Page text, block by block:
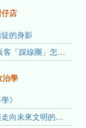
店
的身影
完美風暴：1623年前往馬尼拉的販客「踩線團」怎麼會困死於澎湖?
治學
》
《台灣紀行》推薦序：讓我們一起走向未來文明的備忘錄